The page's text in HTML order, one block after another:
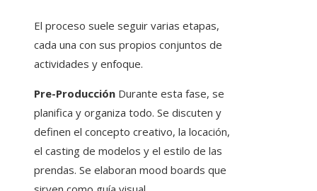
El proceso suele seguir varias etapas,
cada una con sus propios conjuntos de
actividades y enfoque.
Pre-Producción Durante esta fase, se
planifica y organiza todo. Se discuten y
definen el concepto creativo, la locación,
el casting de modelos y el estilo de las
prendas. Se elaboran mood boards que